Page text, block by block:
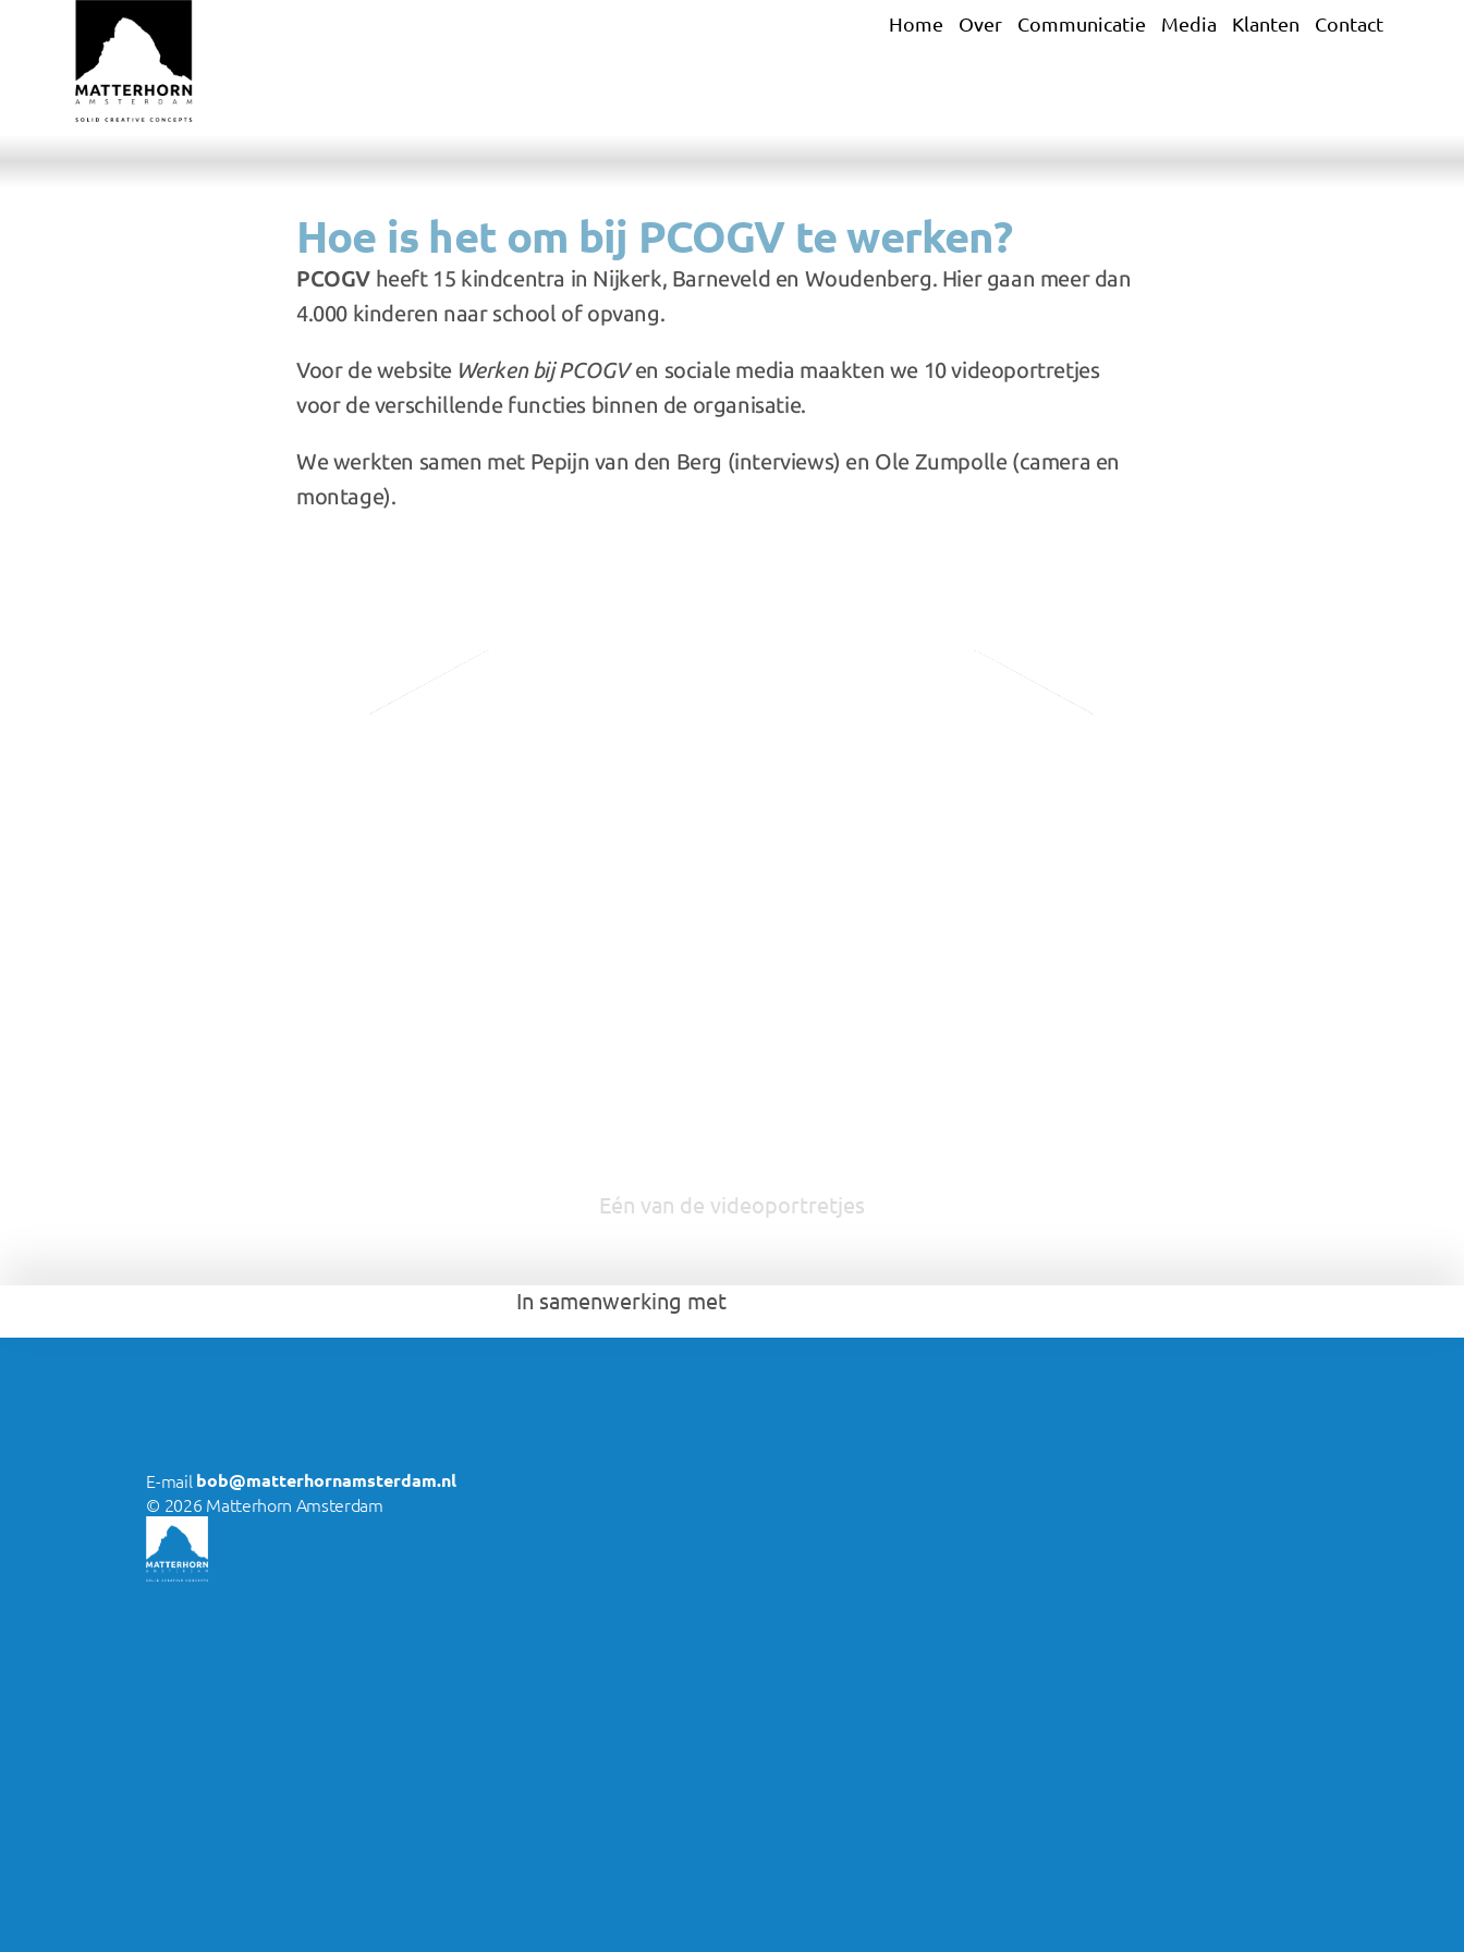
Home Over Communicatie Media Klanten Contact
Hoe is het om bij PCOGV te werken?
PCOGV heeft 15 kindcentra in Nijkerk, Barneveld en Woudenberg. Hier gaan meer dan
4.000 kinderen naar school of opvang.
​Voor de website Werken bij PCOGV en sociale media maakten we 10 videoportretjes
voor de verschillende functies binnen de organisatie.
We werkten samen met Pepijn van den Berg (interviews) en Ole Zumpolle (camera en
montage).
Eén van de videoportretjes
In samenwerking met
E-mail bob@matterhornamsterdam.nl
© 2026 Matterhorn Amsterdam